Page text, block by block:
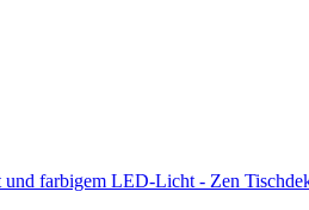
farbigem LED-Licht - Zen